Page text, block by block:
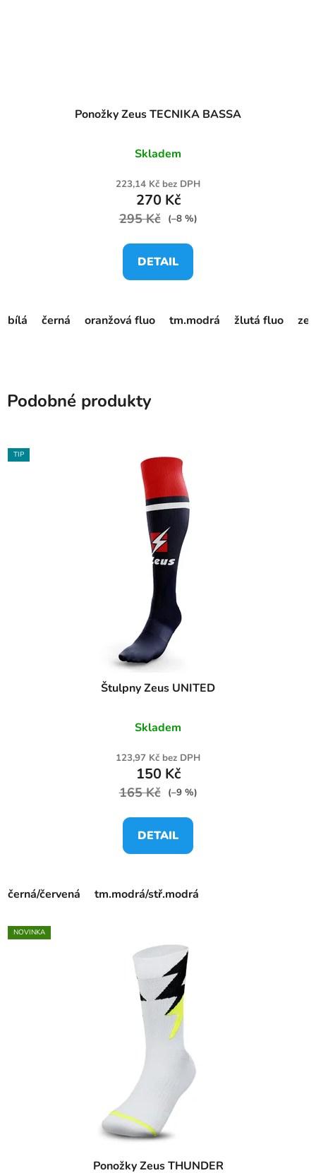
Ponožky Zeus TECNIKA BASSA
Skladem
223,14 Kč bez DPH
270 Kč
295 Kč (–8 %)
DETAIL
bílá černá oranžová fluo tm.modrá žlutá fluo
Podobné produkty
TIP
Štulpny Zeus UNITED
Skladem
123,97 Kč bez DPH
150 Kč
165 Kč (–9 %)
DETAIL
černá/červená tm.modrá/stř.modrá
NOVINKA
Ponožky Zeus THUNDER